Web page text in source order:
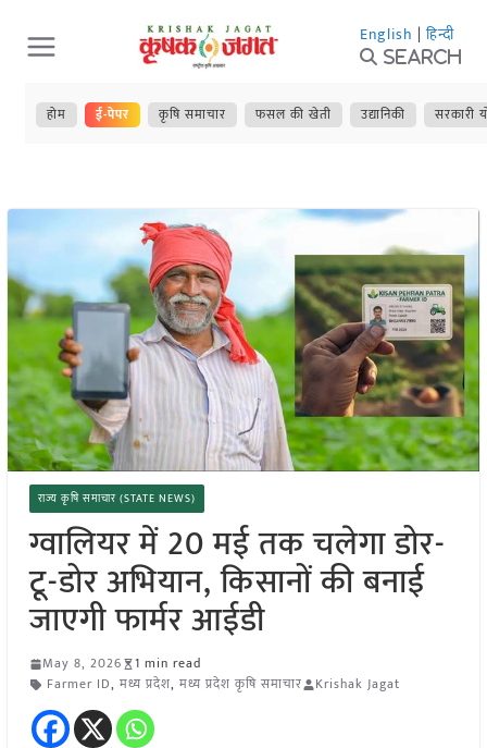
Skip
to
content
English | हिन्दी
Search
होम ई-पेपर कृषि समाचार फसल की खेती उद्यानिकी सरकारी
राज्य कृषि समाचार (STATE NEWS)
ग्वालियर में 20 मई तक चलेगा डोर-
टू-डोर अभियान, किसानों की बनाई
जाएगी फार्मर आईडी
May 8, 2026
1 min read
Farmer ID, मध्य प्रदेश, मध्य प्रदेश कृषि समाचार Krishak Jagat